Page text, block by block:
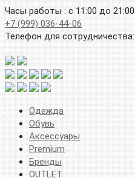
Часы работы : с 11:00 до 21:00
+7 (999) 036-44-06
Телефон для сотрудничества:
Одежда
Обувь
Аксессуары
Premium
Бренды
OUTLET